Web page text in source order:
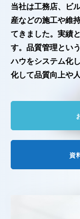
当社は工務店、ビ
産などの施工や維
てきました。実績
す。品質管理とい
ハウをシステム化
化して品質向上や
資